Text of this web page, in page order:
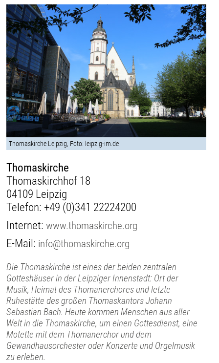
Thomaskirche Leipzig, Foto: leipzig-im.de
Thomaskirche
Thomaskirchhof 18
04109 Leipzig
Telefon: +49 (0)341 22224200
Internet:www.thomaskirche.org
E-Mail: info@thomaskirche.org
Die Thomaskirche ist eines der beiden zentralen
Gotteshäuser in der Leipziger Innenstadt: Ort der
Musik, Heimat des Thomanerchores und letzte
Ruhestätte des großen Thomaskantors Johann
Sebastian Bach. Heute kommen Menschen aus aller
Welt in die Thomaskirche, um einen Gottesdienst, eine
Motette mit dem Thomanerchor und dem
Gewandhausorchester oder Konzerte und Orgelmusik
zu erleben.